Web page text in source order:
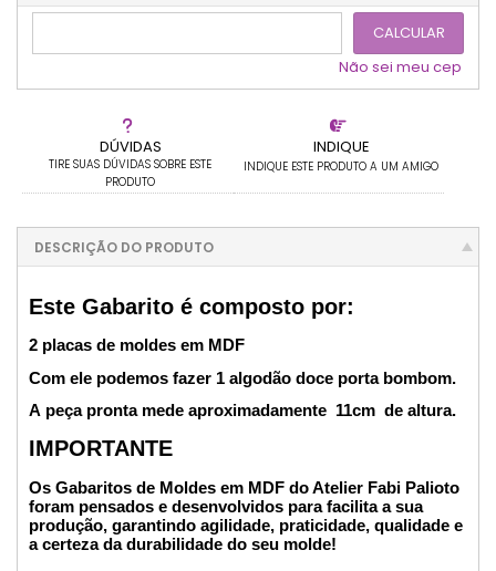
DÚVIDAS
TIRE SUAS DÚVIDAS SOBRE ESTE
PRODUTO
INDIQUE
INDIQUE ESTE PRODUTO A UM AMIGO
CALCULAR
Não sei meu cep
DESCRIÇÃO DO PRODUTO
Este Gabarito é composto por:
2 placas de moldes em MDF
Com ele podemos fazer 1 algodão doce porta bombom.
A peça pronta mede aproximadamente 11cm de altura.
IMPORTANTE
Os Gabaritos de Moldes em MDF do Atelier Fabi Palioto
foram pensados e desenvolvidos para facilita a sua
produção, garantindo agilidade, praticidade, qualidade e
a certeza da durabilidade do seu molde!